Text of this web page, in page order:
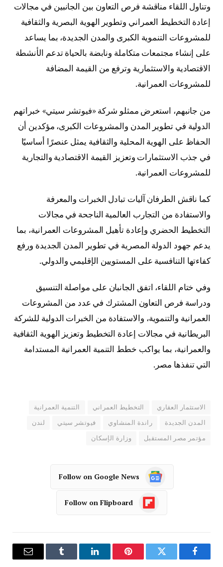
وتناول اللقاء مناقشة فرص التعاون بين الجانبين في مجالات
إعادة التخطيط العمراني وتطوير الهوية البصرية والثقافية
للمشروعات التنموية الكبرى والمدن الجديدة، بما يساعد
على إنشاء مجتمعات متكاملة ونابضة بالحياة تدعم الأنشطة
الاقتصادية والاستثمارية وترفع من القيمة المضافة
للمشروعات العمرانية.
من جانبهم، استعرض ممثلو شركة «فيوتشر سيتي» خبراتهم
الدولية في تطوير المدن والمشروعات الكبرى، مؤكدين أن
الحفاظ على الهوية المحلية والثقافية يمثل عنصرًا أساسيًا
في جذب الاستثمارات وتعزيز القيمة الاقتصادية والتجارية
للمشروعات العمرانية.
كما ناقش الطرفان آليات تبادل الخبرات والمعرفة
والاستفادة من التجارب العالمية الناجحة في مجالات
التخطيط الحضري وإعادة تأهيل المشروعات العمرانية، بما
يدعم جهود الدولة المصرية في تطوير المدن الجديدة ورفع
كفاءتها التنافسية على المستويين الإقليمي والدولي.
وفي ختام اللقاء، اتفق الجانبان على مواصلة التنسيق
ودراسة فرص التعاون المشترك في عدد من المشروعات
العمرانية والتنموية، والاستفادة من الخبرات الدولية للشركة
البريطانية في مجالات إعادة التخطيط وتعزيز الهوية الثقافية
والعمرانية، بما يواكب خطط التنمية العمرانية المستدامة
التي تنفذها مصر.
الاستثمار العقاري التخطيط العمراني التنمية العمرانية
المدن الجديدة راندة المنشاوي فيوتشر سيتي لندن
مؤتمر مصر المستقبل وزارة الإسكان
Follow on Google News
Follow on Flipboard
فيسبوك تويتر بينتيريستلينكدإن Tumblr
البريد